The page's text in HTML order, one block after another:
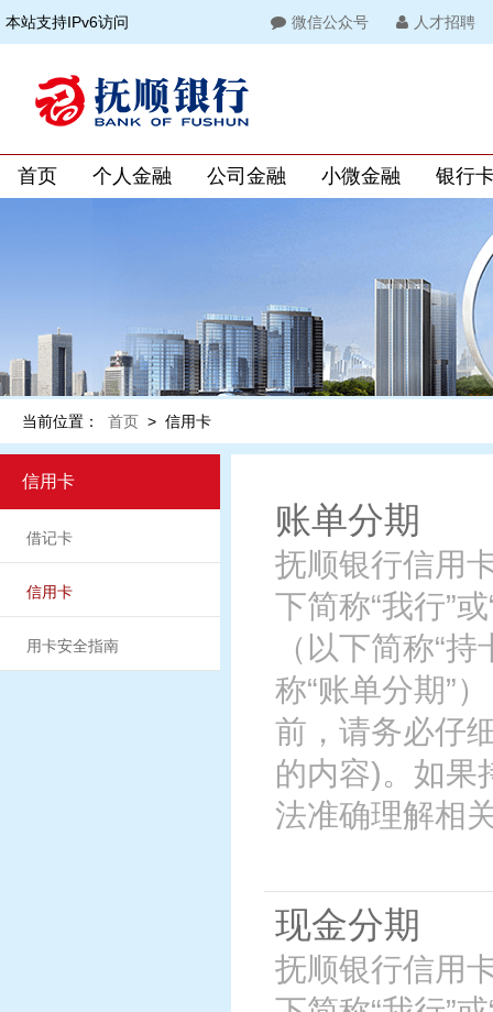
本站支持IPv6访问 微信公众号 人才招聘
首页 个人金融 公司金融 小微金融 银行
当前位置： 首页 > 信用卡
信用卡
借记卡
信用卡
用卡安全指南
账单分期
抚顺银行信用
下简称“我行”
（以下简称“
称“账单分期”
前，请务必仔
的内容)。如果
法准确理解相
现金分期
抚顺银行信用